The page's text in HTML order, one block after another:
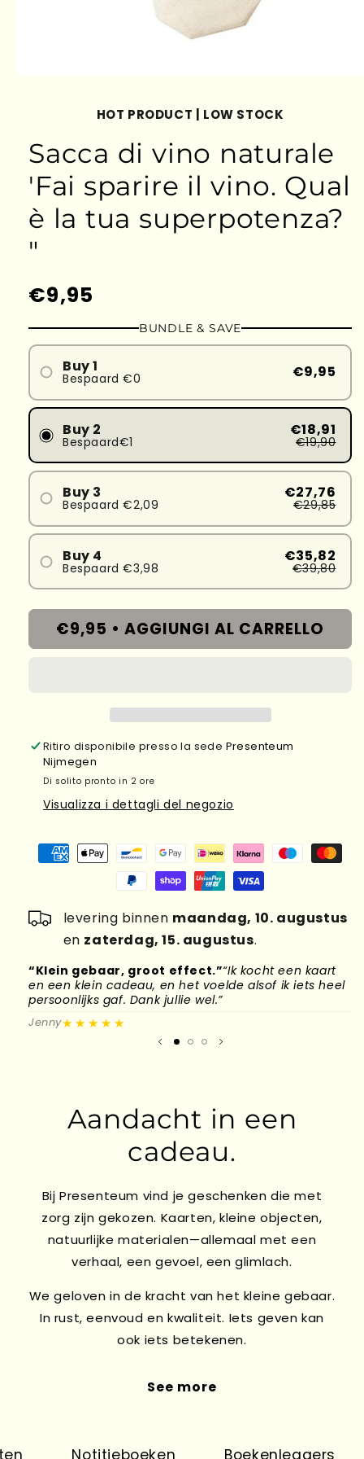
HOT PRODUCT | LOW STOCK
Sacca di vino naturale
'Fai sparire il vino. Qual
è la tua superpotenza?
"
Prezzo
listino
€9,95
BUNDLE & SAVE
Buy 1
Bespaard €0 €9,95
Buy 2
Bespaard€1
€18,91
€19,90
Buy 3
Bespaard €2,09
€27,76
€29,85
Buy 4
Bespaard €3,98
€35,82
€39,80
€9,95 • AGGIUNGI AL CARRELLO
Ritiro disponibile presso la sede Presenteum
Nijmegen
Di solito pronto in 2 ore
Visualizza i dettagli del negozio
levering binnen maandag, 10. augustus
en zaterdag, 15. augustus.
“Klein gebaar, groot effect.”“Ik kocht een kaart
en een klein cadeau, en het voelde alsof ik iets heel
persoonlijks gaf. Dank jullie wel.”
Jenny★★★★★
Aandacht in een
cadeau.
Bij Presenteum vind je geschenken die met
zorg zijn gekozen. Kaarten, kleine objecten,
natuurlijke materialen—allemaal met een
verhaal, een gevoel, een glimlach.
We geloven in de kracht van het kleine gebaar.
In rust, eenvoud en kwaliteit. Iets geven kan
ook iets betekenen.
See more